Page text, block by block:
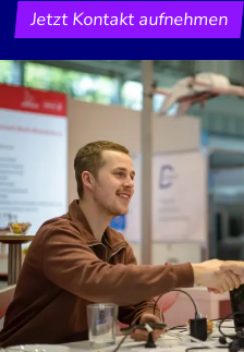
Jetzt Kontakt aufnehmen